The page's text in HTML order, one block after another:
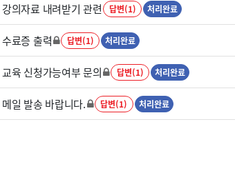
강의자료 내려받기 관련 답변(1) 처리완료
수료증 출력 답변(1) 처리완료
교육 신청가능여부 문의 답변(1) 처리완료
메일 발송 바랍니다. 답변(1) 처리완료